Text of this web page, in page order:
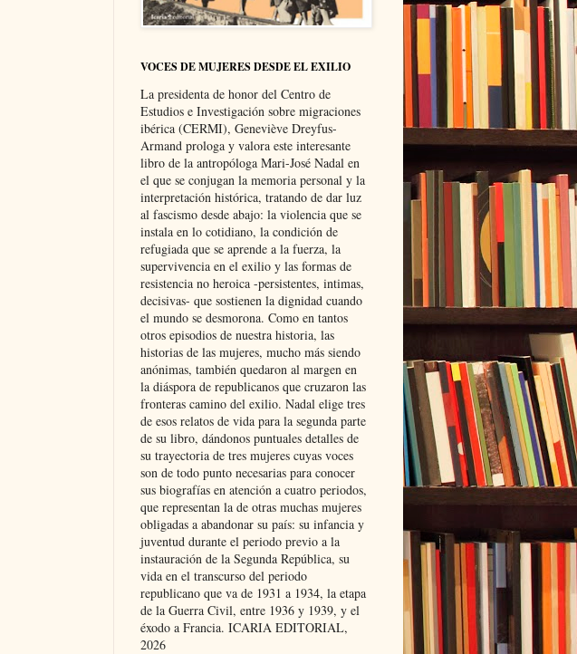
VOCES DE MUJERES DESDE EL EXILIO
La presidenta de honor del Centro de
Estudios e Investigación sobre migraciones
ibérica (CERMI), Geneviève Dreyfus-
Armand prologa y valora este interesante
libro de la antropóloga Mari-José Nadal en
el que se conjugan la memoria personal y la
interpretación histórica, tratando de dar luz
al fascismo desde abajo: la violencia que se
instala en lo cotidiano, la condición de
refugiada que se aprende a la fuerza, la
supervivencia en el exilio y las formas de
resistencia no heroica -persistentes, intimas,
decisivas- que sostienen la dignidad cuando
el mundo se desmorona. Como en tantos
otros episodios de nuestra historia, las
historias de las mujeres, mucho más siendo
anónimas, también quedaron al margen en
la diáspora de republicanos que cruzaron las
fronteras camino del exilio. Nadal elige tres
de esos relatos de vida para la segunda parte
de su libro, dándonos puntuales detalles de
su trayectoria de tres mujeres cuyas voces
son de todo punto necesarias para conocer
sus biografías en atención a cuatro periodos,
que representan la de otras muchas mujeres
obligadas a abandonar su país: su infancia y
juventud durante el periodo previo a la
instauración de la Segunda República, su
vida en el transcurso del periodo
republicano que va de 1931 a 1934, la etapa
de la Guerra Civil, entre 1936 y 1939, y el
éxodo a Francia. ICARIA EDITORIAL,
2026